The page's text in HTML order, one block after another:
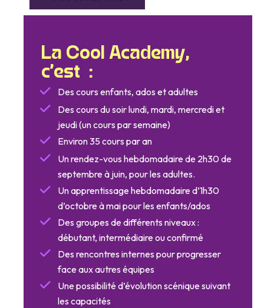
La Cool Academy,
c’est :
Des cours enfants, ados et adultes
Des cours du soir lundi, mardi, mercredi et
jeudi (un cours par semaine)
Environ 35 cours par an
Un rendez-vous hebdomadaire de 2h30 de
septembre à juin, pour les adultes.
Un apprentissage hebdomadaire d’1h30
d’octobre à mai pour les enfants/ados
Des groupes de différents niveaux :
débutant, intermédiaire ou confirmé
Des rencontres internes pour progresser
face aux autres équipes
Une possibilité d’évolution scénique suivant
les capacités